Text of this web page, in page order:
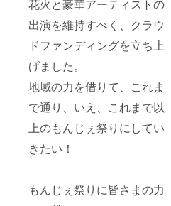
花火と豪華アーティストの
出演を維持すべく、クラウ
ドファンディングを立ち上
げました。
地域の力を借りて、これま
で通り、いえ、これまで以
上のもんじぇ祭りにしてい
きたい！
もんじぇ祭りに皆さまの力